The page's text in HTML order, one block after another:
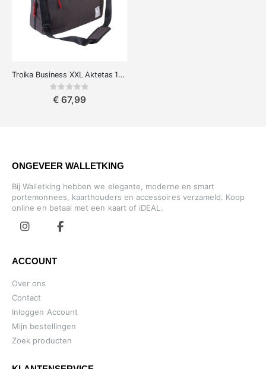
Troika Business XXL Aktetas 15.4" Laptoptas
Rating:
€ 67,99
ONGEVEER WALLETKING
Bij Walletking hebben we elegante, moderne en smart
portemonnees, kaarthouders en accessoires verzameld. Koop
online en betaal met een kaart of iDEAL.
ACCOUNT
Over ons
Contact
Inloggen Account
Mijn bestellingen
Zoek producten